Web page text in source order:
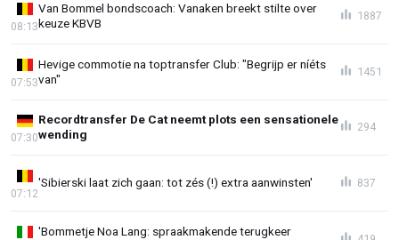
Van Bommel bondscoach: Vanaken breekt stilte over
keuze KBVB
08:13
1887
Hevige commotie na toptransfer Club: "Begrijp er níéts
van"
07:53
1451
Recordtransfer De Cat neemt plots een sensationele
wending
07:30
294
'Sibierski laat zich gaan: tot zés (!) extra aanwinsten'
07:12
837
'Bommetje Noa Lang: spraakmakende terugkeer